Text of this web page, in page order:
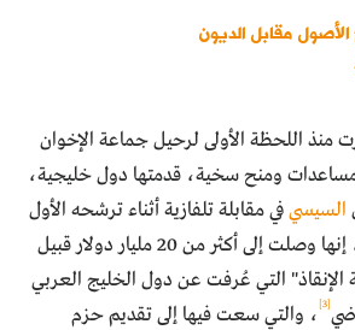
مقابل الديون
منذ اللحظة الأولى لرحيل جماعة الإخوان
ومنح سخية، قدمتها دول خليجية،
السيسيفي مقابلة تلفازية أثناء ترشحه الأول
للرئاسة في العام 2014، إنها وصلت إلى أكثر من 20 مليار دولار قبيل
الإنقاذ" التي عُرفت عن دول الخليج العربي
[3]
، والتي سعت فيها إلى تقديم حزم